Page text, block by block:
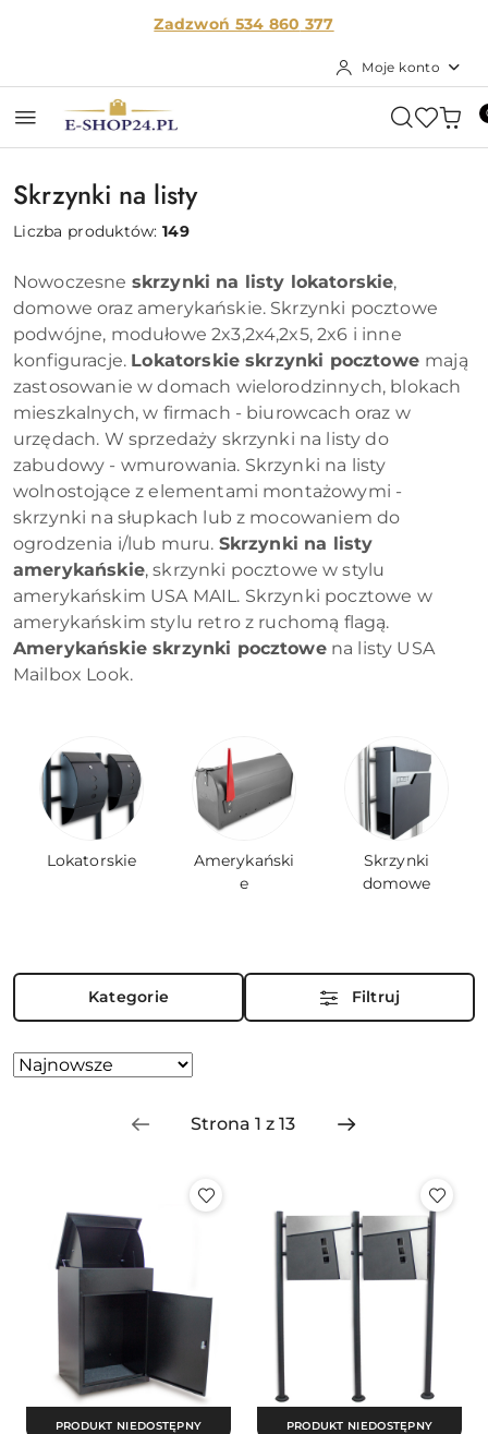
Przejdź do treści głównej
Przejdź do wyszukiwarki
Przejdź do moje konto
Przejdź do menu głównego
Przejdź do stopkiZadzwoń 534 860 377
Moje konto
Skrzynki na listy
Liczba produktów:149
Nowoczesne skrzynki na listy lokatorskie,
domowe oraz amerykańskie. Skrzynki pocztowe
podwójne, modułowe 2x3,2x4,2x5, 2x6 i inne
konfiguracje. Lokatorskie skrzynki pocztowe mają
zastosowanie w domach wielorodzinnych, blokach
mieszkalnych, w firmach - biurowcach oraz w
urzędach. W sprzedaży skrzynki na listy do
zabudowy - wmurowania. Skrzynki na listy
wolnostojące z elementami montażowymi -
skrzynki na słupkach lub z mocowaniem do
ogrodzenia i/lub muru. Skrzynki na listy
amerykańskie, skrzynki pocztowe w stylu
amerykańskim USA MAIL. Skrzynki pocztowe w
amerykańskim stylu retro z ruchomą flagą.
Amerykańskie skrzynki pocztowena listy USA
Mailbox Look.
Lokatorskie
Amerykański
e
Skrzynki
domowe
Kategorie Filtruj
Zastosowano
Sortuj
PRODUKT NIEDOSTĘPNY PRODUKT NIEDOSTĘPNY